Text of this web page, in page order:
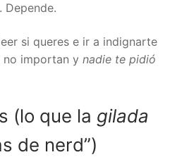
Depende.
si queres e ir a indignarte
no importan y nadie te pidió
(lo que la gilada
de nerd”)